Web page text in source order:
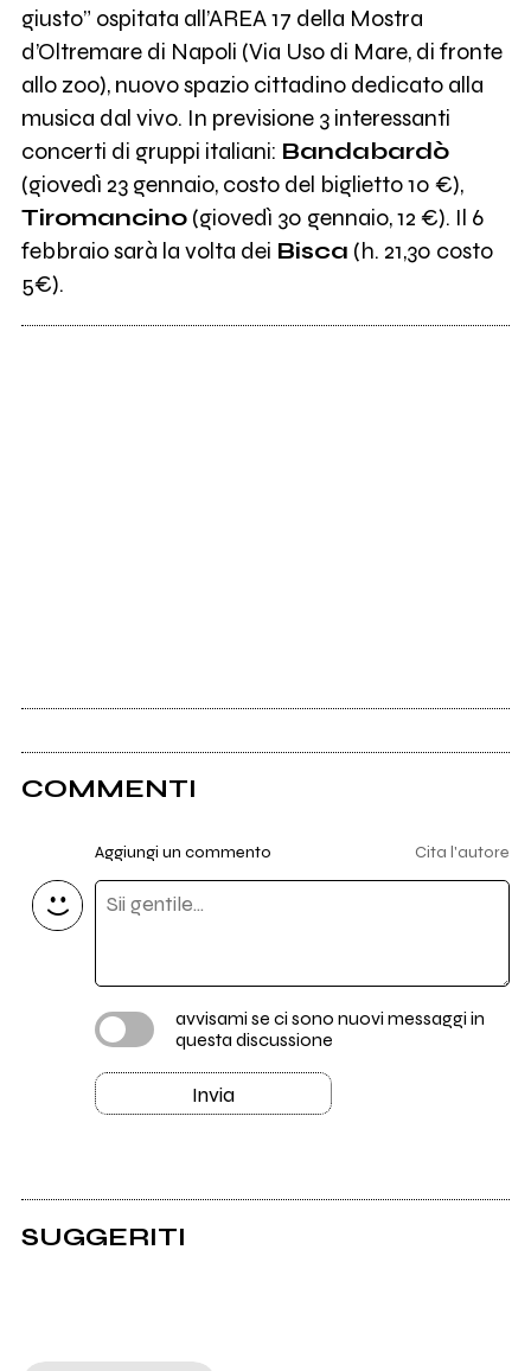
giusto” ospitata all’AREA 17 della Mostra
d’Oltremare di Napoli (Via Uso di Mare, di fronte
allo zoo), nuovo spazio cittadino dedicato alla
musica dal vivo. In previsione 3 interessanti
concerti di gruppi italiani: Bandabardò
(giovedì 23 gennaio, costo del biglietto 10 €),
Tiromancino(giovedì 30 gennaio, 12 €). Il 6
febbraio sarà la volta dei Bisca (h. 21,30 costo
5€).
COMMENTI
Aggiungi un commento Cita l'autore
avvisami se ci sono nuovi messaggi in
questa discussione
Invia
SUGGERITI